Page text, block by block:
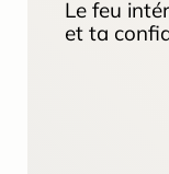
Le feu
et ta